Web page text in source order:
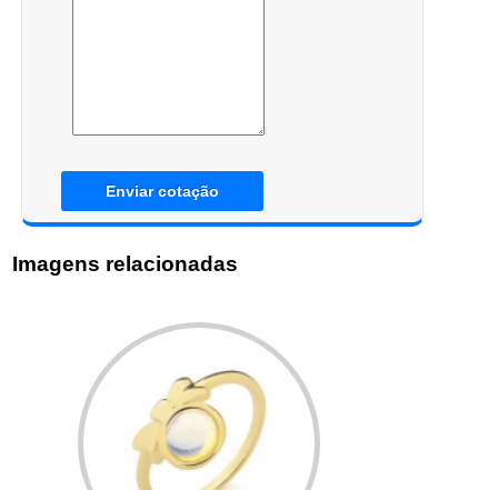
Enviar cotação
Imagens relacionadas